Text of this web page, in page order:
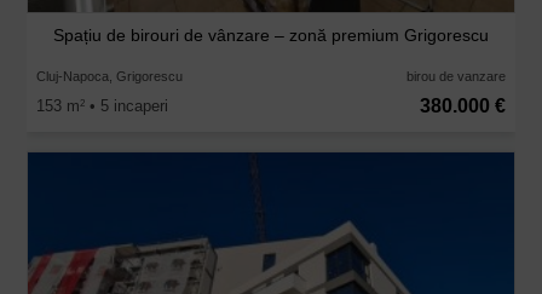
Spațiu de birouri de vânzare – zonă premium Grigorescu
Cluj-Napoca, Grigorescu birou de vanzare
153 m2 • 5 incaperi 380.000 €